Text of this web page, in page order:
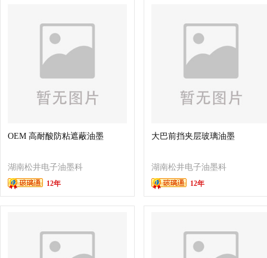
OEM 高耐酸防粘遮蔽油墨
湖南松井电子油墨科
技有限公司12年
大巴前挡夹层玻璃油墨
湖南松井电子油墨科
技有限公司12年